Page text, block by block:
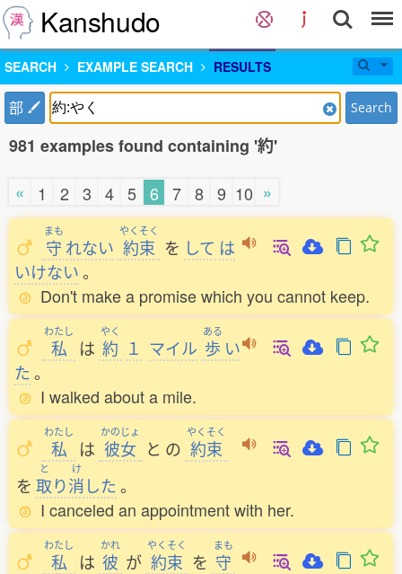
Kanshudo
SEARCH EXAMPLE SEARCH RESULTS
部 Search
981 examples found containing '約'
« 1 2 3 4 5 6 7 8 9 10 »
まも
守 れない
やくそく
約束 を して は
いけない。
Don't make a promise which you cannot keep.
わたし
私 は
やく
約 １ マイル
ある
歩 い
た。
I walked about a mile.
わたし
私 は
かのじょ
彼女 と の
やくそく
約束
を
と
取り
け
消した。
I canceled an appointment with her.
わたし
私 は
かれ
彼 が
やくそく
約束 を
まも
守